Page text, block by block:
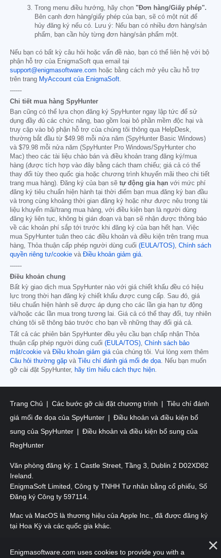
Trong menu điều hướng, hãy chọn "Đơn hàng/Giấy phép".
Bên cạnh đơn hàng/giấy phép của bạn, sẽ có một nút để
hủy đăng ký nếu có. Lưu ý: Nếu bạn có nhiều đơn hàng/sản
phẩm, bạn cần hủy từng đơn hàng/sản phẩm một.
Nếu bạn có bất kỳ câu hỏi hoặc vấn đề nào, bạn có thể liên hệ với bộ
phận hỗ trợ của EnigmaSoft qua email tại
support@enigmasoftware.com hoặc bằng cách mở yêu cầu hỗ trợ
trên trang MyAccount của EnigmaSoft.
------
Chi tiết mua hàng SpyHunter
Bạn cũng có thể lựa chọn đăng ký SpyHunter ngay lập tức để sử
dụng đầy đủ các chức năng, bao gồm loại bỏ phần mềm độc hại và
truy cập vào bộ phận hỗ trợ của chúng tôi thông qua HelpDesk,
thường bắt đầu từ $49.98 mỗi nửa năm (SpyHunter Basic Windows)
và $79.98 mỗi nửa năm (SpyHunter Pro Windows/SpyHunter cho
Mac) theo các tài liệu chào bán và điều khoản trang đăng ký/mua
hàng (được tích hợp vào đây bằng cách tham chiếu; giá cả có thể
thay đổi tùy theo quốc gia hoặc chương trình khuyến mãi theo chi tiết
trang mua hàng). Đăng ký của bạn sẽ tự động gia hạn với mức phí
đăng ký tiêu chuẩn hiện hành tại thời điểm bạn mua đăng ký ban đầu
và trong cùng khoảng thời gian đăng ký hoặc như được nêu trong tài
liệu khuyến mãi/trang mua hàng, với điều kiện bạn là người dùng
đăng ký liên tục, không bị gián đoạn và bạn sẽ nhận được thông báo
về các khoản phí sắp tới trước khi đăng ký của bạn hết hạn. Việc
mua SpyHunter tuân theo các điều khoản và điều kiện trên trang mua
hàng, Thỏa thuận cấp phép người dùng cuối (EULA/TOS), Chính sách
quyền riêng tư/cookie và Điều khoản giảm giá.
------
Điều khoản chung
Bất kỳ giao dịch mua SpyHunter nào với giá chiết khấu đều có hiệu
lực trong thời hạn đăng ký chiết khấu được cung cấp. Sau đó, giá
tiêu chuẩn hiện hành sẽ được áp dụng cho các lần gia hạn tự động
và/hoặc các lần mua trong tương lai. Giá cả có thể thay đổi, tuy nhiên
chúng tôi sẽ thông báo trước cho bạn về những thay đổi giá cả.
Tất cả các phiên bản SpyHunter đều yêu cầu bạn chấp nhận Thỏa
thuận cấp phép người dùng cuối (EULA/TOS), Chính sách bảo
mật/cookie và Điều khoản giảm giácủa chúng tôi. Vui lòng xem thêm
Câu hỏi thường gặp và Tiêu chí đánh giá mối đe dọa. Nếu bạn muốn
gỡ cài đặt SpyHunter, hãy tìm hiểu cách thực hiện.
Trang Chủ Các bước gỡ cài đặt chương trình
Tiêu chí đánh
giá mối đe dọa của SpyHunter
Điều khoản và điều kiện bổ
sung của SpyHunter
Điều khoản và điều kiện bổ sung của
RegHunter
Văn phòng đăng ký: 1 Castle Street, Tầng 3, Dublin 2 D02XD82
Ireland.
EnigmaSoft Limited, Công ty TNHH Tư nhân bằng cổ phiếu, Số
Đăng ký Công ty 597114.
Mac và MacOS là thương hiệu của Apple Inc., đã được đăng ký
tại Hoa Kỳ và các quốc gia khác.
lưu.
Enigmasoftware.com uses cookies to provide you with a